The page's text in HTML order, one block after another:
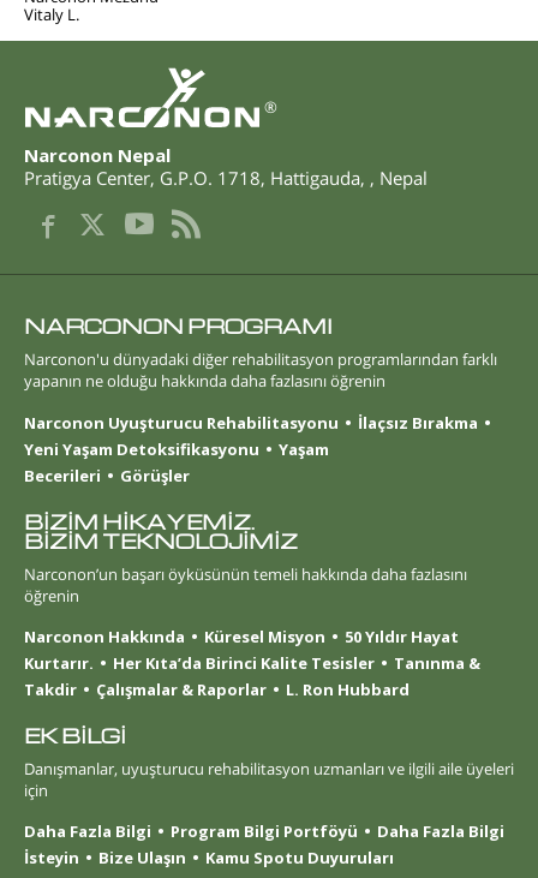
Vitaly L.
®
Narconon Nepal
Pratigya Center, G.P.O. 1718, Hattigauda, , Nepal
NARCONON PROGRAMI
Narconon'u dünyadaki diğer rehabilitasyon programlarından farklı
yapanın ne olduğu hakkında daha fazlasını öğrenin
Narconon Uyuşturucu Rehabilitasyonu
İlaçsız Bırakma
Yeni Yaşam Detoksifikasyonu
Yaşam
Becerileri
Görüşler
BİZİM HİKAYEMİZ.
BİZİM TEKNOLOJİMİZ
Narconon’un başarı öyküsünün temeli hakkında daha fazlasını
öğrenin
Narconon Hakkında
Küresel Misyon
50 Yıldır Hayat
Kurtarır.
Her Kıta’da Birinci Kalite Tesisler
Tanınma &
Takdir
Çalışmalar & Raporlar L. Ron Hubbard
EK BİLGİ
Danışmanlar, uyuşturucu rehabilitasyon uzmanları ve ilgili aile üyeleri
için
Daha Fazla Bilgi
Program Bilgi Portföyü
Daha Fazla Bilgi
İsteyin
Bize Ulaşın Kamu Spotu Duyuruları